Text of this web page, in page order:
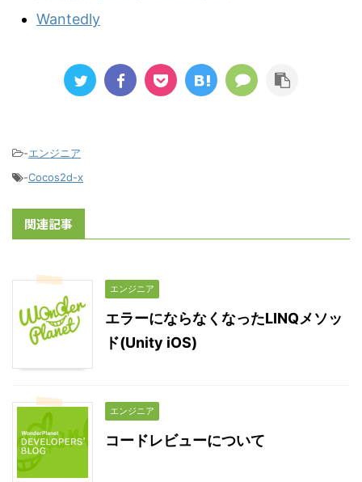
Wantedly
-エンジニア
-Cocos2d-x
関連記事
エンジニア
エラーにならなくなったLINQメソッ
ド(Unity iOS)
エンジニア
コードレビューについて